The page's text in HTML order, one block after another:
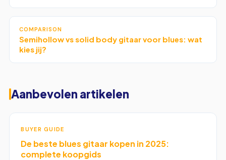
COMPARISON
Semihollow vs solid body gitaar voor blues: wat
kies jij?
Aanbevolen artikelen
BUYER GUIDE
De beste blues gitaar kopen in 2025:
complete koopgids